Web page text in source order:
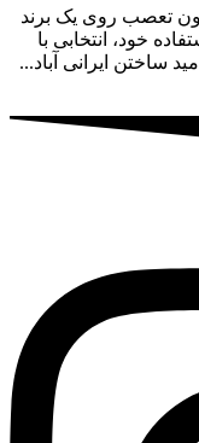
تعصب روی یک برند
خود، انتخابی با
ساختن ایرانی آباد...